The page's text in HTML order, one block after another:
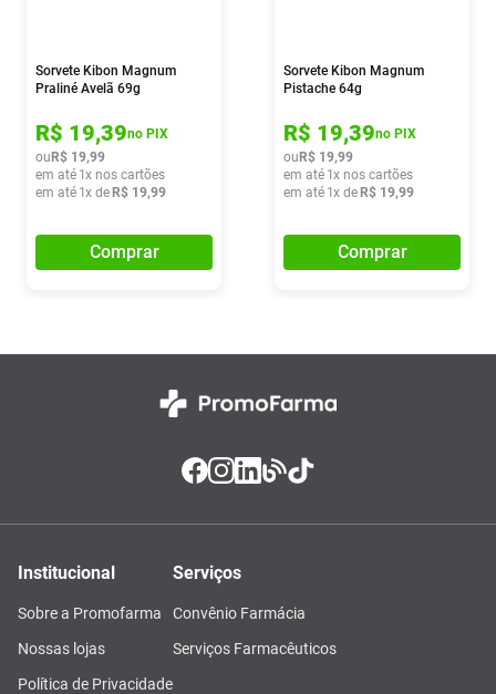
Sorvete Kibon Magnum
Praliné Avelã 69g
R$ 19,39no PIX
ou R$ 19,99
em até 1x nos cartões
em até 1x de R$ 19,99
Comprar
Sorvete Kibon Magnum
Pistache 64g
R$ 19,39no PIX
ou R$ 19,99
em até 1x nos cartões
em até 1x de R$ 19,99
Comprar
Institucional
Sobre a Promofarma
Nossas lojas
Política de Privacidade
Serviços
Convênio Farmácia
Serviços Farmacêuticos